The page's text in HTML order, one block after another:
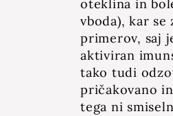
oteklina in
vboda), kar
primerov, saj
aktiviran
tako tudi
pričakovano
tega ni